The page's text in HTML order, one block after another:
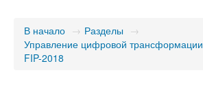
В начало → Разделы →
Управление цифровой трансформации
FIP-2018